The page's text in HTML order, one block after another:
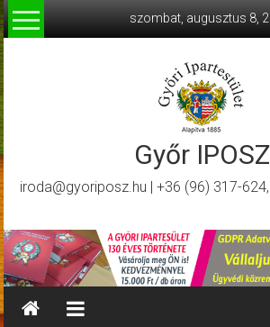
Skip
to
content
szombat, augusztus 8,
Győr IPOSZ
iroda@gyoriposz.hu | +36 (96) 317-